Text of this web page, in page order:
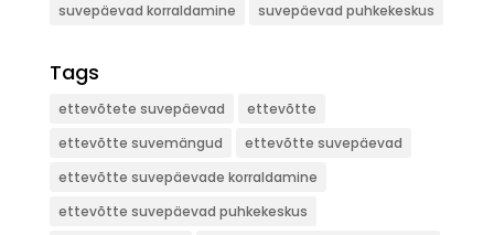
suvepäevad korraldamine
suvepäevad puhkekeskus
Tags
ettevõtete suvepäevad
ettevõtte
ettevõtte suvemängud
ettevõtte suvepäevad
ettevõtte suvepäevade korraldamine
ettevõtte suvepäevad puhkekeskus